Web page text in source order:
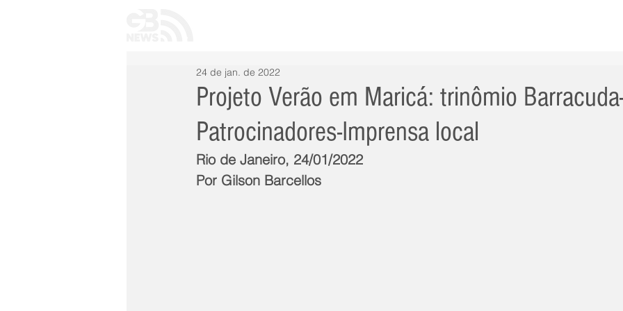
Projeto Verão em Maricá: trinômio
Patrocinadores-Imprensa local
24 de jan. de 2022
Rio de Janeiro, 24/01/2022
Por Gilson Barcellos